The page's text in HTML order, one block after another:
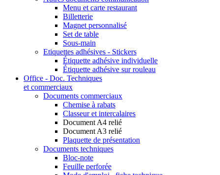
Menu et carte restaurant
Billetterie
Magnet personnalisé
Set de table
Sous-main
Etiquettes adhésives - Stickers
Étiquette adhésive individuelle
Étiquette adhésive sur rouleau
Office - Doc. Techniques
et commerciaux
Documents commerciaux
Chemise à rabats
Classeur et intercalaires
Document A4 relié
Document A3 relié
Plaquette de présentation
Documents techniques
Bloc-note
Feuille perforée